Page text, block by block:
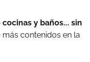
y baños... sin
contenidos en la